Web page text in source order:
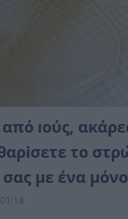
ıούς,
το
με ένα